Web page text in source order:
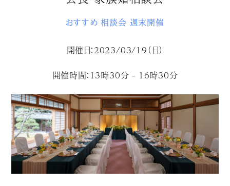
おすすめ 相談会 週末開催
開催日：2023/03/19（日）
開催時間：13時30分 - 16時30分